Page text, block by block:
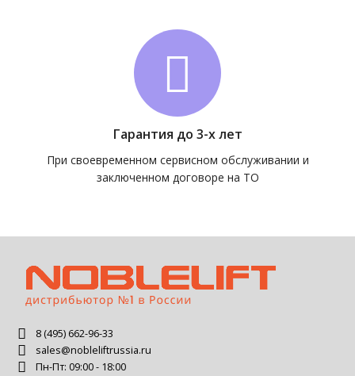
Гарантия до 3-х лет
При своевременном сервисном обслуживании и
заключенном договоре на ТО
8 (495) 662-96-33
sales@nobleliftrussia.ru
Пн-Пт: 09:00 - 18:00